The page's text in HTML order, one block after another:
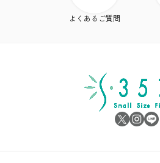
よくあるご質問